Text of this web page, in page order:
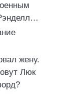
жену.
Люк